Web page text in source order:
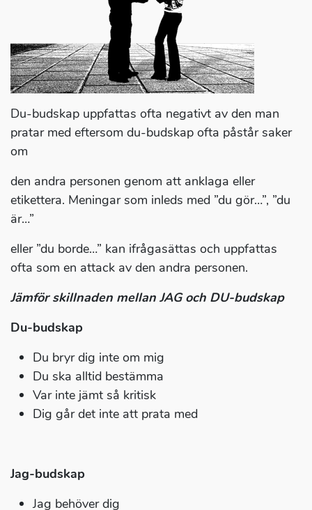
Du-budskap uppfattas ofta negativt av den man
pratar med eftersom du-budskap ofta påstår saker
om
den andra personen genom att anklaga eller
etikettera. Meningar som inleds med ”du gör…”, ”du
är…”
eller ”du borde…” kan ifrågasättas och uppfattas
ofta som en attack av den andra personen.
Jämför skillnaden mellan JAG och DU-budskap
Du-budskap
Du bryr dig inte om mig
Du ska alltid bestämma
Var inte jämt så kritisk
Dig går det inte att prata med
Jag-budskap
Jag behöver dig